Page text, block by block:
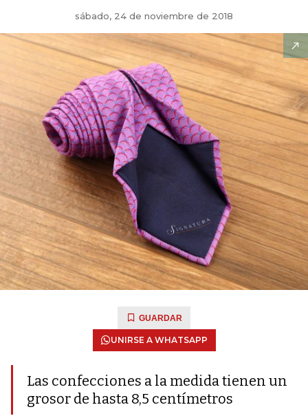
sábado, 24 de noviembre de 2018
GUARDAR
UNIRSE A WHATSAPP
Las confecciones a la medida tienen un
grosor de hasta 8,5 centímetros